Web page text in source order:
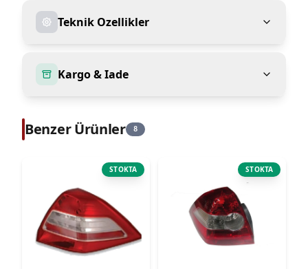
Teknik Ozellikler
Kargo & Iade
Benzer Ürünler 8
STOKTA STOKTA